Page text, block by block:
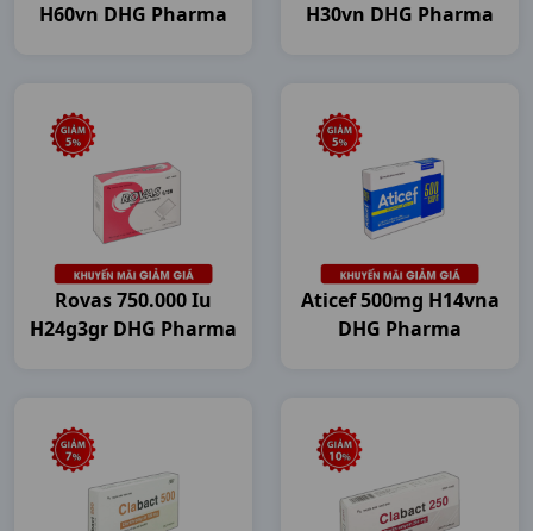
H60vn DHG Pharma
H30vn DHG Pharma
Rovas 750.000 Iu
H24g3gr DHG Pharma
Aticef 500mg H14vna
DHG Pharma